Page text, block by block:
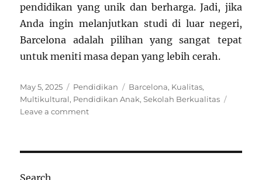
pendidikan yang unik dan berharga. Jadi, jika
Anda ingin melanjutkan studi di luar negeri,
Barcelona adalah pilihan yang sangat tepat
untuk meniti masa depan yang lebih cerah.
Posted
on
May 5, 2025 Categories
Pendidikan Tags
Barcelona, Kualitas,
Multikultural, Pendidikan Anak,Sekolah Berkualitas
Leave a commenton
Search